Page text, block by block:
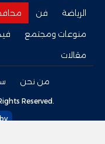
الرياضة
فن
منوعات ومجتمع
مقالات
من نحن
Reserved.